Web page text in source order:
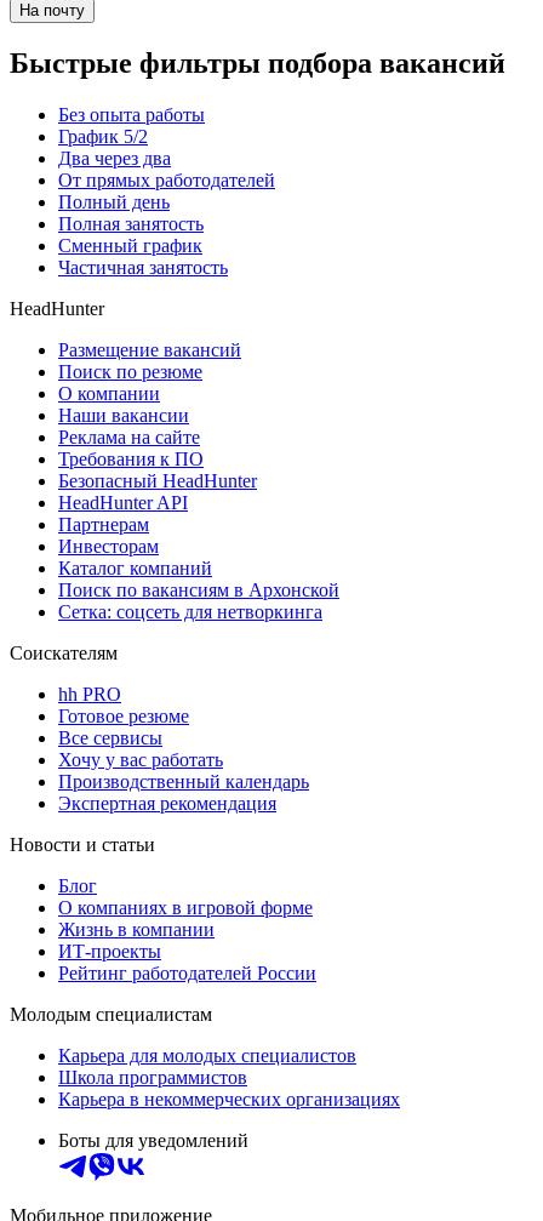
На почту
Быстрые фильтры подбора вакансий
Без опыта работы
График 5/2
Два через два
От прямых работодателей
Полный день
Полная занятость
Сменный график
Частичная занятость
HeadHunter
Размещение вакансий
Поиск по резюме
О компании
Наши вакансии
Реклама на сайте
Требования к ПО
Безопасный HeadHunter
HeadHunter API
Партнерам
Инвесторам
Каталог компаний
Поиск по вакансиям в Архонской
Сетка: соцсеть для нетворкинга
Соискателям
hh PRO
Готовое резюме
Все сервисы
Хочу у вас работать
Производственный календарь
Экспертная рекомендация
Новости и статьи
Блог
О компаниях в игровой форме
Жизнь в компании
ИТ-проекты
Рейтинг работодателей России
Молодым специалистам
Карьера для молодых специалистов
Школа программистов
Карьера в некоммерческих организациях
Боты для уведомлений
Мобильное приложение